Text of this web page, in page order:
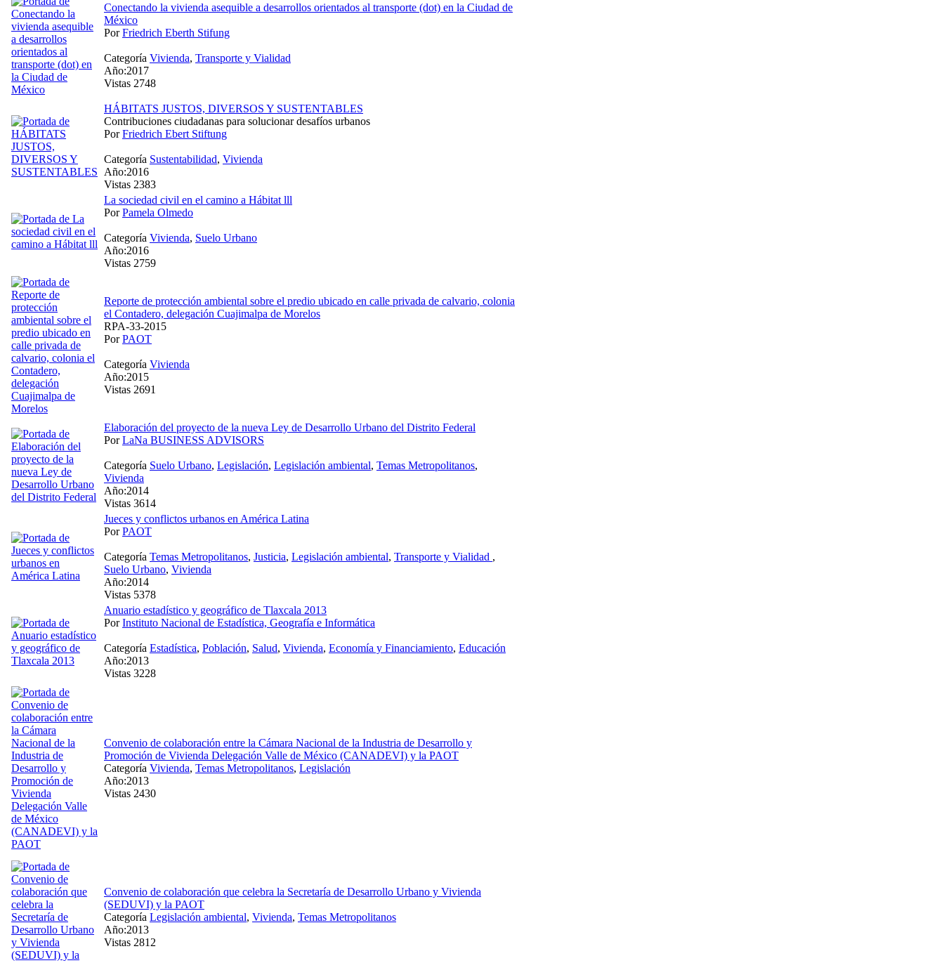
Conectando la vivienda asequible a desarrollos orientados al transporte (dot) en la Ciudad de
México
PorFriedrich Eberth Stifung
Categoría Vivienda, Transporte y Vialidad
Año:2017
Vistas 2748
HÁBITATS JUSTOS, DIVERSOS Y SUSTENTABLES
Contribuciones ciudadanas para solucionar desafíos urbanos
PorFriedrich Ebert Stiftung
Categoría Sustentabilidad, Vivienda
Año:2016
Vistas 2383
La sociedad civil en el camino a Hábitat lll
PorPamela Olmedo
Categoría Vivienda, Suelo Urbano
Año:2016
Vistas 2759
Reporte de protección ambiental sobre el predio ubicado en calle privada de calvario, colonia
el Contadero, delegación Cuajimalpa de Morelos
RPA-33-2015
PorPAOT
Categoría Vivienda
Año:2015
Vistas 2691
Elaboración del proyecto de la nueva Ley de Desarrollo Urbano del Distrito Federal
PorLaNa BUSINESS ADVISORS
Categoría Suelo Urbano, Legislación, Legislación ambiental, Temas Metropolitanos,
Vivienda
Año:2014
Vistas 3614
Jueces y conflictos urbanos en América Latina
PorPAOT
Categoría Temas Metropolitanos, Justicia, Legislación ambiental, Transporte y Vialidad ,
Suelo Urbano, Vivienda
Año:2014
Vistas 5378
Anuario estadístico y geográfico de Tlaxcala 2013
PorInstituto Nacional de Estadística, Geografía e Informática
Categoría Estadística, Población, Salud, Vivienda, Economía y Financiamiento, Educación
Año:2013
Vistas 3228
Convenio de colaboración entre la Cámara Nacional de la Industria de Desarrollo y
Promoción de Vivienda Delegación Valle de México (CANADEVI) y la PAOT
Categoría Vivienda, Temas Metropolitanos, Legislación
Año:2013
Vistas 2430
Convenio de colaboración que celebra la Secretaría de Desarrollo Urbano y Vivienda
(SEDUVI) y la PAOT
Categoría Legislación ambiental, Vivienda, Temas Metropolitanos
Año:2013
Vistas 2812